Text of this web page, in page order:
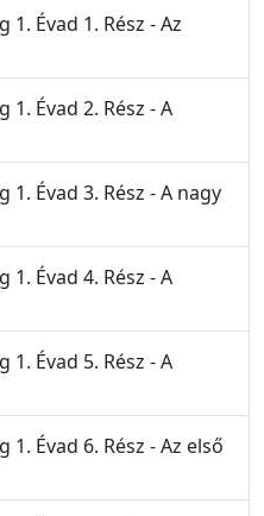
1. Évad 1. Rész - Az
1. Évad 2. Rész - A
1. Évad 3. Rész - A nagy
1. Évad 4. Rész - A
1. Évad 5. Rész - A
1. Évad 6. Rész - Az első